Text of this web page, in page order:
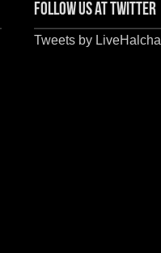
Follow us at Twitter
Tweets by LiveHalchal